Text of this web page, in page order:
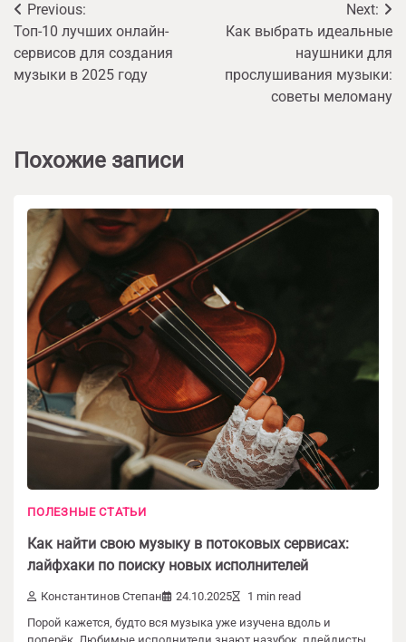
Навигация
по
записям
Previous:
Топ-10 лучших онлайн-
сервисов для создания
музыки в 2025 году
Next:
Как выбрать идеальные
наушники для
прослушивания музыки:
советы меломану
Похожие записи
ПОЛЕЗНЫЕ СТАТЬИ
Как найти свою музыку в потоковых сервисах:
лайфхаки по поиску новых исполнителей
Константинов Степан 24.10.2025
1 min read
Порой кажется, будто вся музыка уже изучена вдоль и